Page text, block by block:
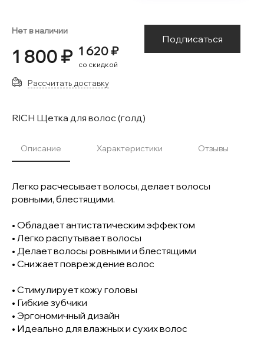
Нет в наличии
1 800 ₽ 1 620 ₽
со скидкой
Подписаться
Рассчитать доставку
RICH Щетка для волос (голд)
Описание Характеристики Отзывы
Легко расчесывает волосы, делает волосы
ровными, блестящими.
• Обладает антистатическим эффектом
• Легко распутывает волосы
• Делает волосы ровными и блестящими
• Снижает повреждение волос
• Стимулирует кожу головы
• Гибкие зубчики
• Эргономичный дизайн
• Идеально для влажных и сухих волос